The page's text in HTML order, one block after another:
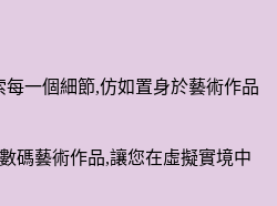
一個細節,仿如置身於藝術作品
碼藝術作品,讓您在虛擬實境中